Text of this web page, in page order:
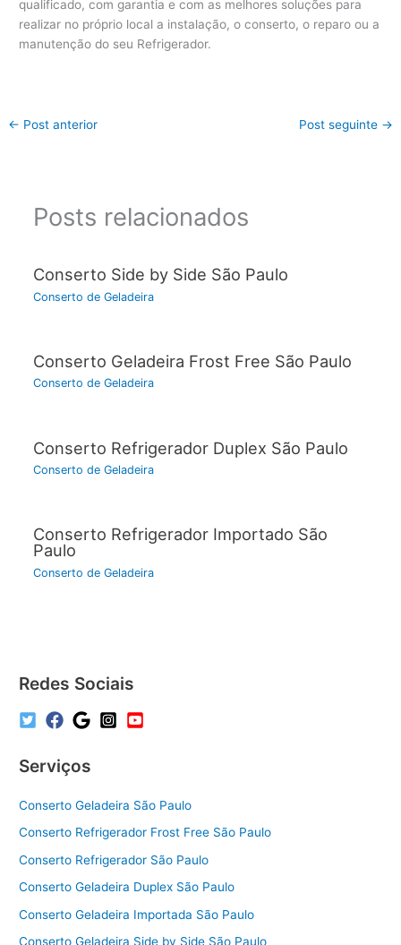
qualificado, com garantia e com as melhores soluções para
realizar no próprio local a instalação, o conserto, o reparo ou a
manutenção do seu Refrigerador.
← Post anterior Post seguinte →
Posts relacionados
Conserto Side by Side São Paulo
Conserto de Geladeira
Conserto Geladeira Frost Free São Paulo
Conserto de Geladeira
Conserto Refrigerador Duplex São Paulo
Conserto de Geladeira
Conserto Refrigerador Importado São
Paulo
Conserto de Geladeira
Redes Sociais
Serviços
Conserto Geladeira São Paulo
Conserto Refrigerador Frost Free São Paulo
Conserto Refrigerador São Paulo
Conserto Geladeira Duplex São Paulo
Conserto Geladeira Importada São Paulo
Conserto Geladeira Side by Side São Paulo